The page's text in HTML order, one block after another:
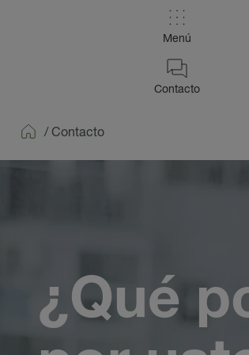
Menú
Contacto
/ Contacto
¿Qué